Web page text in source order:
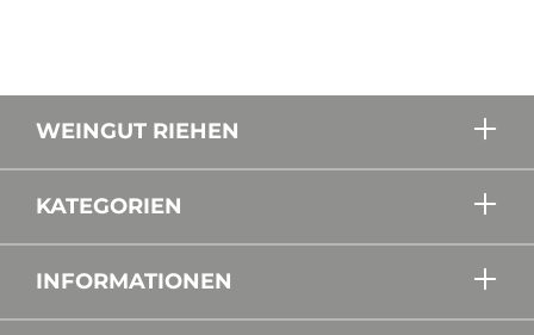
WEINGUT RIEHEN
KATEGORIEN
INFORMATIONEN